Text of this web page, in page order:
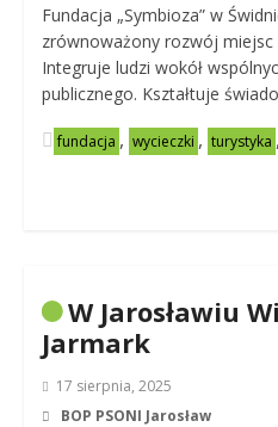
Fundacja „Symbioza” w
zrównoważony rozwój miejsc
Integruje ludzi wokół
publicznego. Kształtuje
fundacja , wycieczki , turystyka ,
W Jarosławiu
Jarmark
17 sierpnia, 2025
BOP PSONI Jarosław